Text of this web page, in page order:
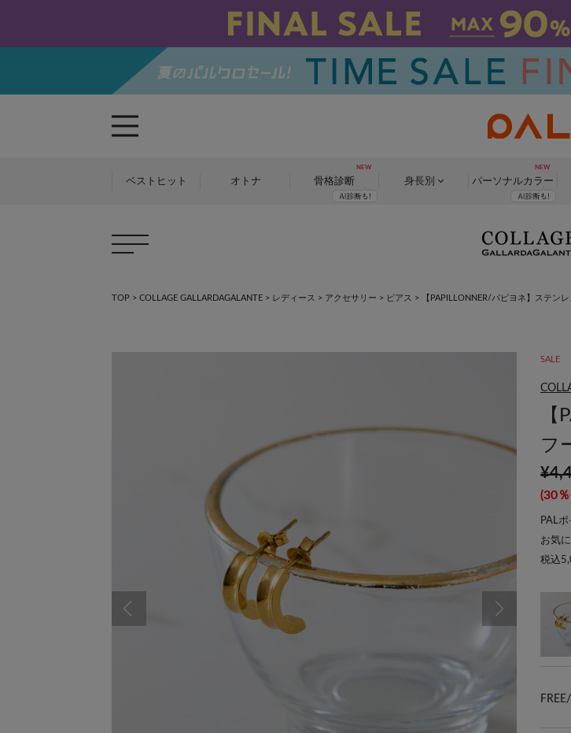
ベストヒット オトナ 骨格診断 身長別 パーソナルカラー
TOP > COLLAGE GALLARDAGALANTE > レディース > アクセサリー > ピアス > 【PAPILLONNER/パピヨネ】ステン
SALE
フ
(30
PAL
お気
税込
FREE/